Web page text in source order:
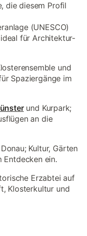
die diesem Profil
(UNESCO)
für Architektur-
und
Spaziergänge im
und Kurpark;
an die
Kultur, Gärten
Entdecken ein.
Erzabtei auf
Klosterkultur und